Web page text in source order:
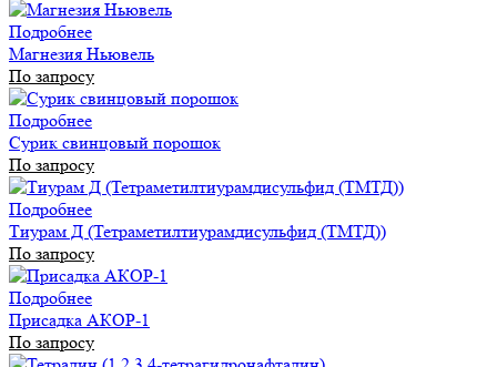
Подробнее
Магнезия Ньювель
По запросу
Подробнее
Сурик свинцовый порошок
По запросу
Подробнее
Тиурам Д (Тетраметилтиурамдисульфид (ТМТД))
По запросу
Подробнее
Присадка АКОР-1
По запросу